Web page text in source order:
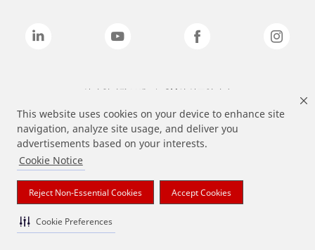
This website uses cookies on your device to enhance site
navigation, analyze site usage, and deliver you
advertisements based on your interests.
Cookie Notice
Reject Non-Essential Cookies Accept Cookies
Cookie Preferences
상기 열거된 브랜드는 3M의 상표입니다.